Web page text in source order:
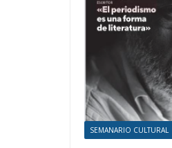
SEMANARIO CULTURAL